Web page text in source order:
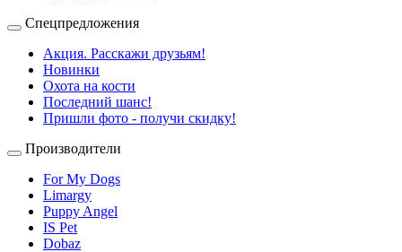
Спецпредложения
Акция. Расскажи друзьям!
Новинки
Охота на кости
Последний шанс!
Пришли фото - получи скидку!
Производители
For My Dogs
Limargy
Puppy Angel
IS Pet
Dobaz